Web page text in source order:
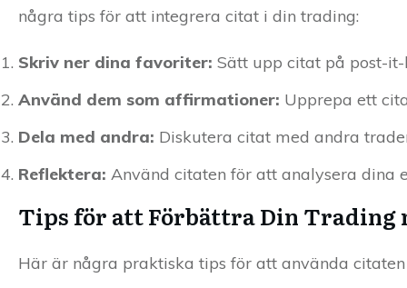
några tips för att integrera citat i din trading:
Skriv ner dina favoriter: Sätt upp citat på post-
Använd dem som affirmationer: Upprepa ett
Dela med andra: Diskutera citat med andra
Reflektera: Använd citaten för att analysera dina
Tips för att Förbättra Din Trading
Här är några praktiska tips för att använda